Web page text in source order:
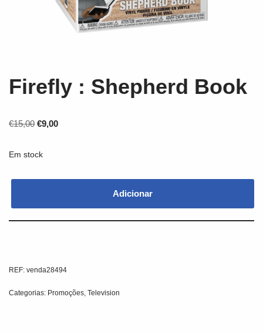
Firefly : Shepherd Book
€15,00 €9,00
Em stock
Adicionar
REF: venda28494
Categorias: Promoções, Television